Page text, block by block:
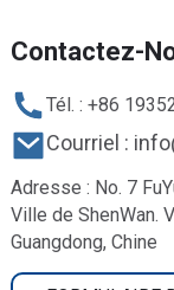
Contactez-
Tél. : +86
Courriel :
Adresse : No. 7
Ville de ShenWan.
Guangdong, Chine